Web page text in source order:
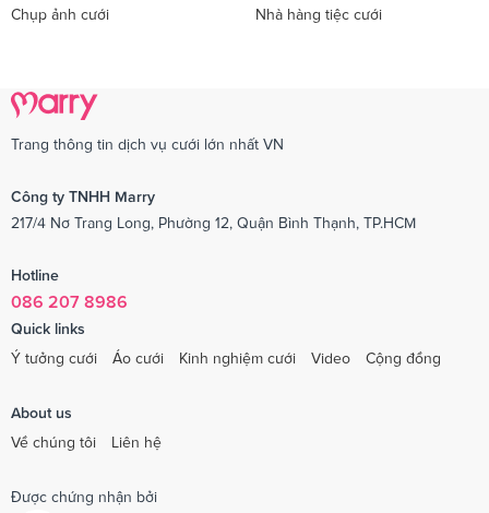
Chụp ảnh cưới Nhà hàng tiệc cưới
Trang thông tin dịch vụ cưới lớn nhất VN
Công ty TNHH Marry
217/4 Nơ Trang Long, Phường 12, Quận Bình Thạnh, TP.HCM
Hotline
086 207 8986
Quick links
Ý tưởng cưới
Áo cưới Kinh nghiệm cưới Video Cộng đồng
About us
Về chúng tôi
Liên hệ
Được chứng nhận bởi